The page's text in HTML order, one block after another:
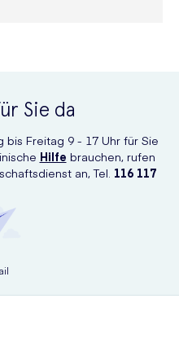
Sie da
bis Freitag 9 - 17 Uhr für Sie
Hilfe brauchen, rufen
an, Tel. 116 117